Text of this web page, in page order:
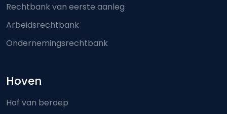
Rechtbank van eerste aanleg
Arbeidsrechtbank
Ondernemingsrechtbank
Hoven
Hof van beroep